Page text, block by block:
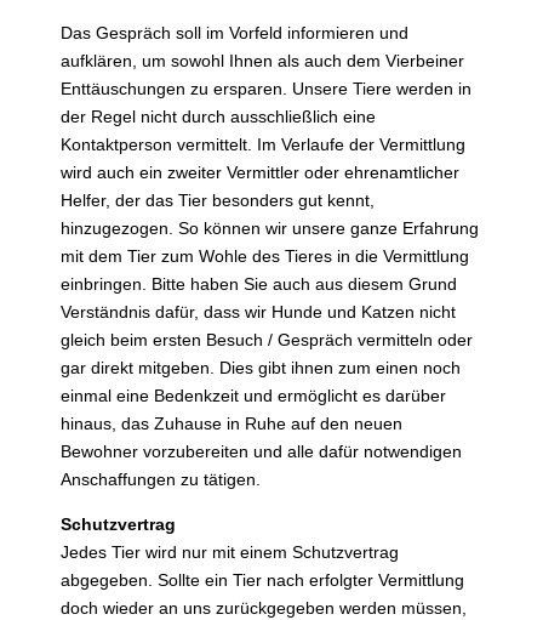
Das Gespräch soll im Vorfeld informieren und
aufklären, um sowohl Ihnen als auch dem Vierbeiner
Enttäuschungen zu ersparen. Unsere Tiere werden in
der Regel nicht durch ausschließlich eine
Kontaktperson vermittelt. Im Verlaufe der Vermittlung
wird auch ein zweiter Vermittler oder ehrenamtlicher
Helfer, der das Tier besonders gut kennt,
hinzugezogen. So können wir unsere ganze Erfahrung
mit dem Tier zum Wohle des Tieres in die Vermittlung
einbringen. Bitte haben Sie auch aus diesem Grund
Verständnis dafür, dass wir Hunde und Katzen nicht
gleich beim ersten Besuch / Gespräch vermitteln oder
gar direkt mitgeben. Dies gibt ihnen zum einen noch
einmal eine Bedenkzeit und ermöglicht es darüber
hinaus, das Zuhause in Ruhe auf den neuen
Bewohner vorzubereiten und alle dafür notwendigen
Anschaffungen zu tätigen.
Schutzvertrag
Jedes Tier wird nur mit einem Schutzvertrag
abgegeben. Sollte ein Tier nach erfolgter Vermittlung
doch wieder an uns zurückgegeben werden müssen,